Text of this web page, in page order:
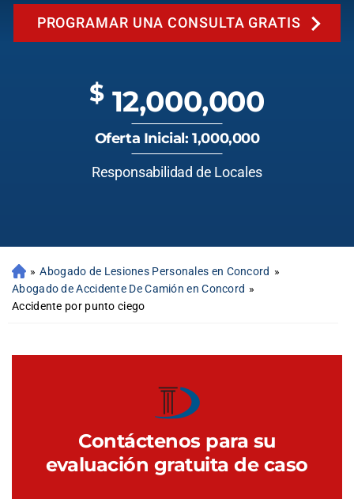
PROGRAMAR UNA CONSULTA GRATIS
$ 12,000,000
Oferta Inicial: 1,000,000
Responsabilidad de Locales
» Abogado de Lesiones Personales en Concord »
Abogado de Accidente De Camión en Concord »
Accidente por punto ciego
Contáctenos para su
evaluación gratuita de caso